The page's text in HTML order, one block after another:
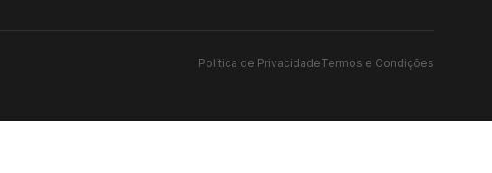
Política de PrivacidadeTermos e Condições